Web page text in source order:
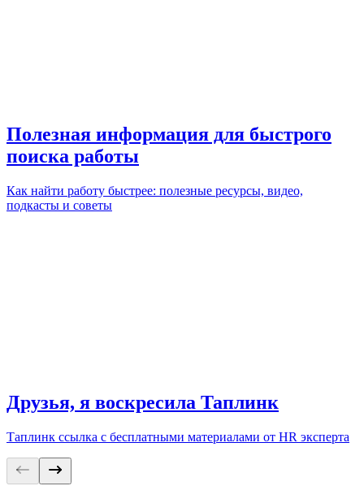
Полезная информация для быстрого
поиска работы
Как найти работу быстрее: полезные ресурсы, видео,
подкасты и советы
Друзья, я воскресила Таплинк
Таплинк ссылка с бесплатными материалами от HR эксперта